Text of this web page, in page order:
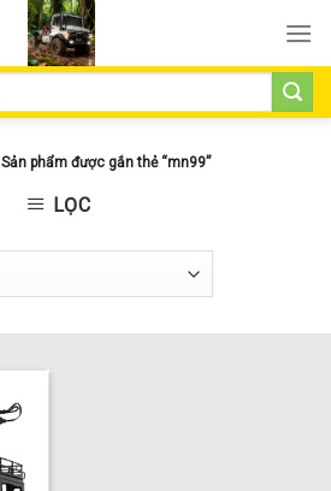
Sản phẩm được gắn thẻ “mn99”
LỌC